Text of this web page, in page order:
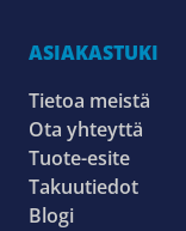
ASIAKASTUKI
Tietoa meistä
Ota yhteyttä
Tuote-esite
Takuutiedot
Blogi